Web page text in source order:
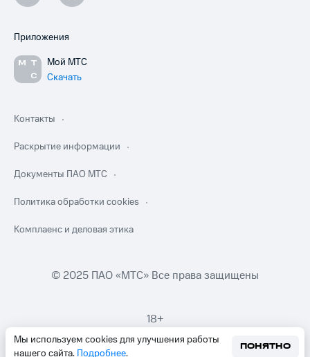
Мы используем cookies для улучшения работы
нашего сайта. Подробнее.
ПОНЯТНО
Приложения
Мой МТС
Скачать
Контакты
Раскрытие информации
Документы ПАО МТС
Политика обработки cookies
Комплаенс и деловая этика
© 2025 ПАО «МТС» Все права защищены
18+